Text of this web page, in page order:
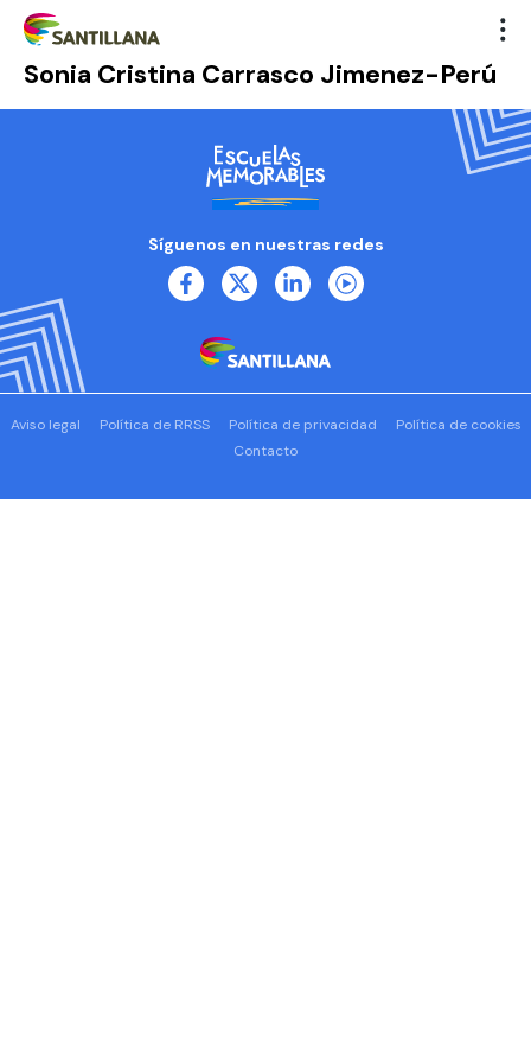
Sonia Cristina Carrasco Jimenez-Perú
Síguenos en nuestras redes
Aviso legal Política de RRSS Política de privacidad
Política de cookies
Contacto